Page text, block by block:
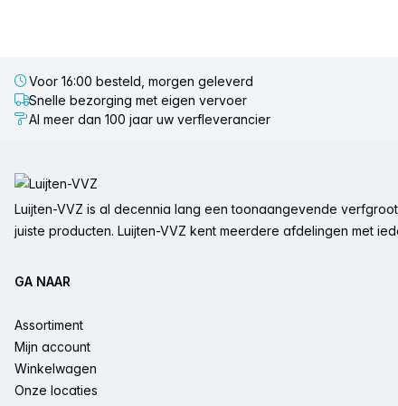
Voor 16:00 besteld, morgen geleverd
Snelle bezorging met eigen vervoer
Al meer dan 100 jaar uw verfleverancier
Luijten-VVZ is al decennia lang een toonaangevende
juiste producten. Luijten-VVZ kent meerdere afdelingen met
GA NAAR
Assortiment
Mijn account
Winkelwagen
Onze locaties